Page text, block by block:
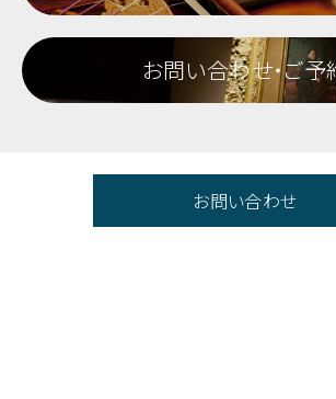
お問い合わせ・ご予
お問い合わせ